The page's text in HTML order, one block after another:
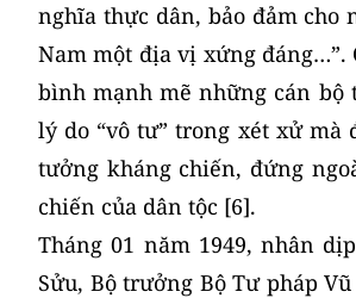
nghĩa thực dân, bảo đảm cho
Nam một địa vị xứng đáng…”.
bình mạnh mẽ những cán bộ
lý do “vô tư” trong xét xử mà
tưởng kháng chiến, đứng
chiến của dân tộc [6].
Tháng 01 năm 1949, nhân
Sửu, Bộ trưởng Bộ Tư pháp